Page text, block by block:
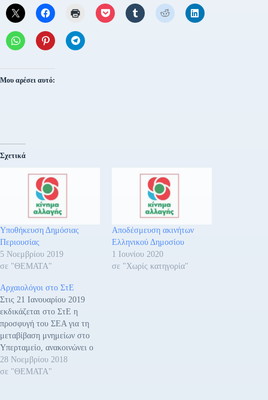
Μου αρέσει αυτό:
Σχετικά
Υποθήκευση Δημόσιας
Περιουσίας
5 Νοεμβρίου 2019
σε "ΘΕΜΑΤΑ"
Αποδέσμευση ακινήτων
Ελληνικού Δημοσίου
1 Ιουνίου 2020
σε "Χωρίς κατηγορία"
Αρχαιολόγοι στο ΣτΕ
Στις 21 Ιανουαρίου 2019
εκδικάζεται στο ΣτΕ η
προσφυγή του ΣΕΑ για τη
μεταβίβαση μνημείων στο
Υπερταμείο, ανακοινώνει ο
Σύλλογος Ελλήνων
Αρχαιολόγων. Συγκεκριμένα
28 Νοεμβρίου 2018
σε "ΘΕΜΑΤΑ"